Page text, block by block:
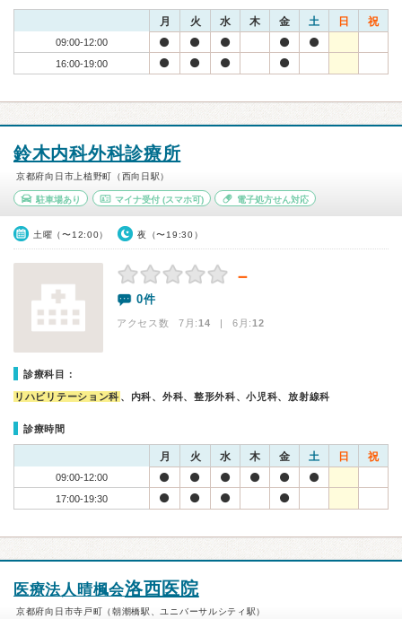
月 火 水 木 金 土 日 祝
09:00-12:00
16:00-19:00
鈴木内科外科診療所
京都府向日市上植野町（西向日駅）
駐車場あり マイナ受付(スマホ可) 電子処方せん対応
土曜（〜12:00） 夜（〜19:30）
－
0件
アクセス数 7月:14 | 6月:12
診療科目：
リハビリテーション科 、内科、外科、整形外科、小児科、放射線科
診療時間
月 火 水 木 金 土 日 祝
09:00-12:00
17:00-19:30
医療法人晴楓会洛西医院
京都府向日市寺戸町（朝潮橋駅、ユニバーサルシティ駅）